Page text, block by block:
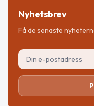
Nyhetsbrev
Få de senaste